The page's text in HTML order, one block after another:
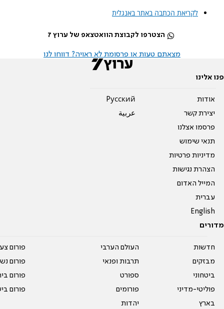
לקריאת הכתבה באתר באנגלית
הצטרפו לקבוצת הוואטצאפ של ערוץ 7
מצאתם טעות או פרסומת לא ראויה? דווחו לנו
פנו אלינו
אודות
יצירת קשר
פרסמו אצלנו
תנאי שימוש
מדיניות פרטיות
הצהרת נגישות
המייל האדום
עברית
English
Pусский
عربية
מדורים
חדשות
מבזקים
ביטחוני
פוליטי-מדיני
בארץ
העולם הערבי
תרבות ופנאי
ספורט
פורומים
יהדות
פורום
פורום
פורום
פורום